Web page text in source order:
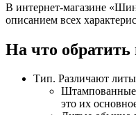
В интернет-магазине
описанием всех
На что
Тип. Различают
Штампованные
это их